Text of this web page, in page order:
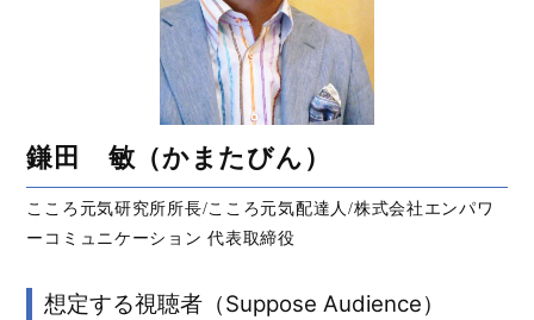
鎌田 敏（かまたびん）
こころ元気研究所所長/こころ元気配達人/株式会社エンパワ
ーコミュニケーション 代表取締役
想定する視聴者（Suppose Audience）